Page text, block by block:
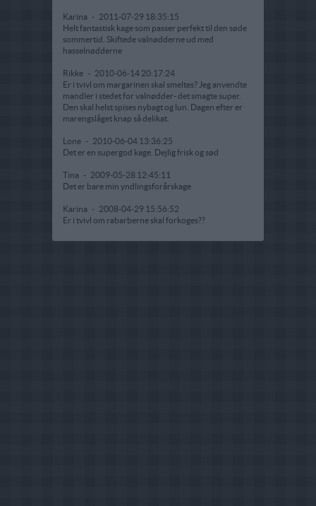
Karina - 2011-07-29 18:35:15
Helt fantastisk kage som passer perfekt til den søde
sommertid. Skiftede valnødderne ud med
hasselnødderne
Rikke - 2010-06-14 20:17:24
Er i tvivl om margarinen skal smeltes? Jeg anvendte
mandler i stedet for valnødder- det smagte super.
Den skal helst spises nybagt og lun. Dagen efter er
marengslåget knap så delikat.
Lone - 2010-06-04 13:36:25
Det er en supergod kage. Dejlig frisk og sød
Tina - 2009-05-28 12:45:11
Det er bare min yndlingsforårskage
Karina - 2008-04-29 15:56:52
Er i tvivl om rabarberne skal forkoges??